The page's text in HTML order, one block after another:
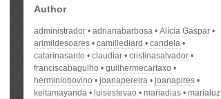
Author
administrador adrianabarbosa
Alícia Gaspar
arimildesoares
camillediard
candela
catarinasanto
claudiar
cristinasalvador
franciscabagulho
guilhermecartaxo
herminiobovino
joanapereira
joanapires
keitamayanda
luisestevao mariadias
marialuz